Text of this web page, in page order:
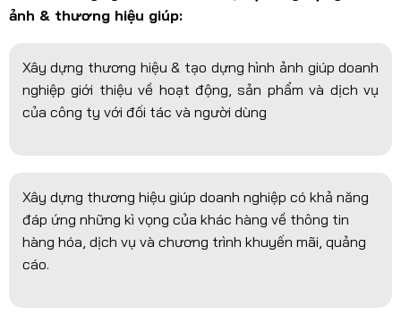
ảnh & thương hiệu giúp:
Xây dựng thương hiệu & tạo dựng hình ảnh giúp doanh
nghiệp giới thiệu về hoạt động, sản phẩm và dịch vụ
của công ty với đối tác và người dùng
Xây dựng thương hiệu giúp doanh nghiệp có khả năng
đáp ứng những kì vọng của khác hàng về thông tin
hàng hóa, dịch vụ và chương trình khuyến mãi, quảng
cáo.